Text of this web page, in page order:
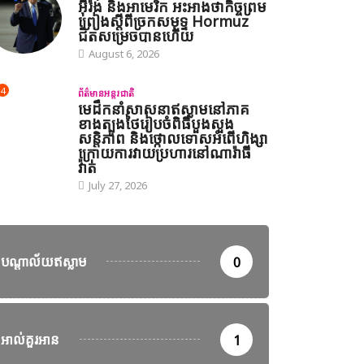
ឡេស៊ី បន្តប្រតិបត្តិការត្រួតពិនិត្យ និងចាប់ខ្លួនជនអន្តោប្រវេសន៍ខុ
អ៊ីរ៉ង់ និងអាមេរិក អះអាងថាកិច្ចព្រម
ព្រៀងស្តីពីច្រកសមុទ្ទ Hormuz
ជិតសម្រេចបានហើយ
August 6, 2026
4 ព័ត៌មានអន្តរជាតិ
មេដឹកនាំសាសនាឥស្លាមនៅភាគ
ខាងត្បូងថៃរៀបចំពិធីបួងសួង
សន្តិភាព និងថ្កោលទោសអំពើហិង្សា
ក្រោយការវាយប្រហារនៅណារ៉ាធី
វ៉ាត់
July 27, 2026
បណ្តាល័យឥស្លាម 0
អាល់គួរអាន 1